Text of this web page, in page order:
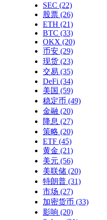
SEC (22)
股票 (26)
ETH (21)
BTC (33)
OKX (20)
币安 (29)
现货 (23)
交易 (35)
DeFi (34)
美国 (59)
稳定币 (49)
金融 (20)
降息 (27)
策略 (20)
ETF (45)
黄金 (21)
美元 (56)
美联储 (20)
特朗普 (31)
市场 (27)
加密货币 (33)
影响 (20)